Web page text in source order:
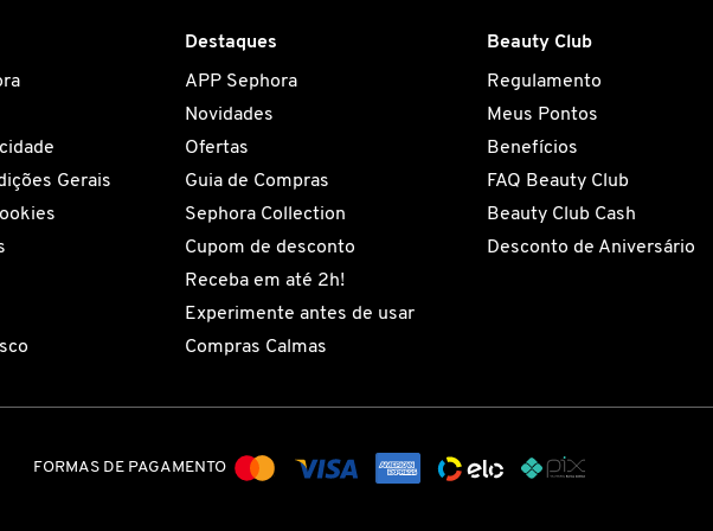
Gerais
Destaques
APP Sephora
Novidades
Ofertas
Guia de Compras
Sephora Collection
Cupom de desconto
Receba em até 2h!
Experimente antes de usar
Compras Calmas
Beauty Club
Regulamento
Meus Pontos
Benefícios
FAQ Beauty Club
Beauty Club Cash
Desconto de Aniversário
FORMAS DE PAGAMENTO